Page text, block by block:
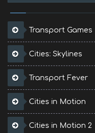
Transport Games
Cities: Skylines
Transport Fever
Cities in Motion
Cities in Motion 2